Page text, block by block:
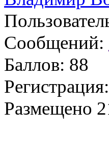
Сообщений:
Баллов: 88
Регистрация:
Размещено